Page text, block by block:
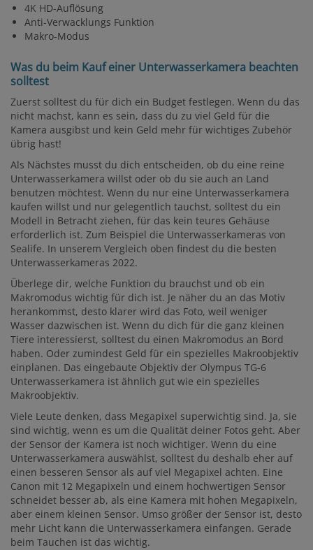
4K HD-Auflösung
Anti-Verwacklungs Funktion
Makro-Modus
Was du beim Kauf einer Unterwasserkamera beachten
solltest
Zuerst solltest du für dich ein Budget festlegen. Wenn du das
nicht machst, kann es sein, dass du zu viel Geld für die
Kamera ausgibst und kein Geld mehr für wichtiges Zubehör
übrig hast!
Als Nächstes musst du dich entscheiden, ob du eine reine
Unterwasserkamera willst oder ob du sie auch an Land
benutzen möchtest. Wenn du nur eine Unterwasserkamera
kaufen willst und nur gelegentlich tauchst, solltest du ein
Modell in Betracht ziehen, für das kein teures Gehäuse
erforderlich ist. Zum Beispiel die Unterwasserkameras von
Sealife. In unserem Vergleich oben findest du die besten
Unterwasserkameras 2022.
Überlege dir, welche Funktion du brauchst und ob ein
Makromodus wichtig für dich ist. Je näher du an das Motiv
herankommst, desto klarer wird das Foto, weil weniger
Wasser dazwischen ist. Wenn du dich für die ganz kleinen
Tiere interessierst, solltest du einen Makromodus an Bord
haben. Oder zumindest Geld für ein spezielles Makroobjektiv
einplanen. Das eingebaute Objektiv der Olympus TG-6
Unterwasserkamera ist ähnlich gut wie ein spezielles
Makroobjektiv.
Viele Leute denken, dass Megapixel superwichtig sind. Ja, sie
sind wichtig, wenn es um die Qualität deiner Fotos geht. Aber
der Sensor der Kamera ist noch wichtiger. Wenn du eine
Unterwasserkamera auswählst, solltest du deshalb eher auf
einen besseren Sensor als auf viel Megapixel achten. Eine
Canon mit 12 Megapixeln und einem hochwertigen Sensor
schneidet besser ab, als eine Kamera mit hohen Megapixeln,
aber einem kleinen Sensor. Umso größer der Sensor ist, desto
mehr Licht kann die Unterwasserkamera einfangen. Gerade
beim Tauchen ist das wichtig.